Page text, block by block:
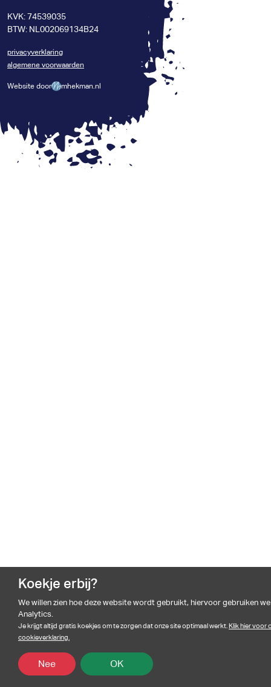
KVK: 74539035
BTW: NL002069134B24
privacyverklaring
algemene voorwaarden
Website door mhekman.nl
Koekje erbij?
We willen zien hoe deze website wordt gebruikt, hiervoor gebruiken
Analytics.
Je krijgt altijd gratis koekjes om te zorgen dat onze site optimaal werkt.Klik hier voor
cookieverklaring.
Nee OK